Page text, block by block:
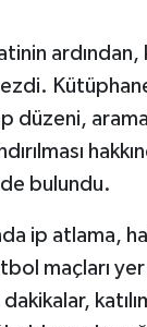
ardından,
düzeni,
bulundu.
ip atlama,
maçları yer